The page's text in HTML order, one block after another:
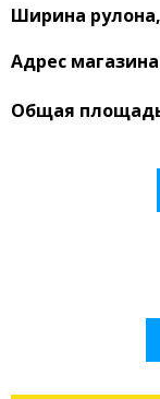
Ширина
Адрес магазина
Общая